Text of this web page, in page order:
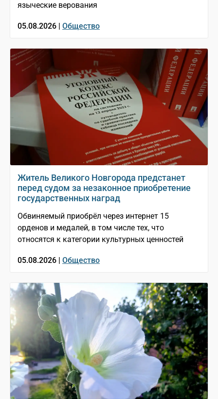
языческие верования
05.08.2026 | Общество
Житель Великого Новгорода предстанет
перед судом за незаконное приобретение
государственных наград
Обвиняемый приобрёл через интернет 15
орденов и медалей, в том числе тех, что
относятся к категории культурных ценностей
05.08.2026 | Общество